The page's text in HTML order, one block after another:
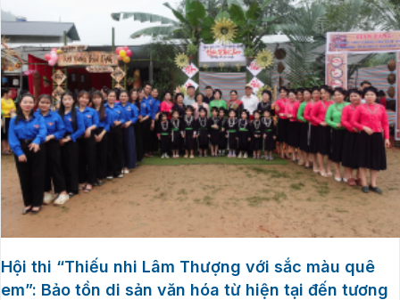
Hội thi “Thiếu nhi Lâm Thượng với sắc màu quê
em”: Bảo tồn di sản văn hóa từ hiện tại đến tương